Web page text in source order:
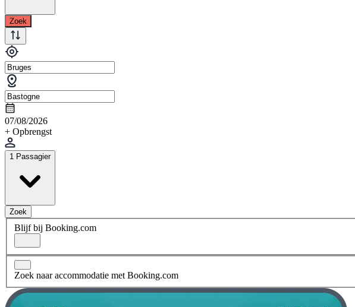
Zoek
07/08/2026
+ Opbrengst
1 Passagier
Zoek
Blijf bij Booking.com
Zoek naar accommodatie met Booking.com